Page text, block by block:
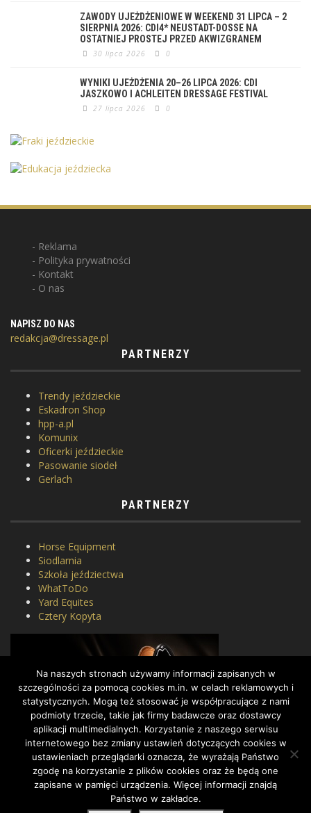
ZAWODY UJEŻDŻENIOWE W WEEKEND 31 LIPCA – 2
SIERPNIA 2026: CDI4* NEUSTADT-DOSSE NA
OSTATNIEJ PROSTEJ PRZED AKWIZGRANEM
30 lipca 2026 0
WYNIKI UJEŻDŻENIA 20–26 LIPCA 2026: CDI
JASZKOWO I ACHLEITEN DRESSAGE FESTIVAL
27 lipca 2026 0
Reklama
Polityka prywatności
Kontakt
O nas
NAPISZ DO NAS
redakcja@dressage.pl
PARTNERZY
Trendy jeździeckie
Eskadron Shop
hpp-a.pl
Komunix
Oficerki jeździeckie
Pasowanie siodeł
Gerlach
PARTNERZY
Horse Equipment
Siodlarnia
Szkoła jeździectwa
WhatToDo
Yard Equites
Cztery Kopyta
Na naszych stronach używamy informacji zapisanych w
szczególności za pomocą cookies m.in. w celach reklamowych i
statystycznych. Mogą też stosować je współpracujące z nami
podmioty trzecie, takie jak firmy badawcze oraz dostawcy
aplikacji multimedialnych. Korzystanie z naszego serwisu
internetowego bez zmiany ustawień dotyczących cookies w
ustawieniach przeglądarki oznacza, że wyrażają Państwo
zgodę na korzystanie z plików cookies oraz że będą one
zapisane w pamięci urządzenia. Więcej informacji znajdą
Państwo w zakładce.